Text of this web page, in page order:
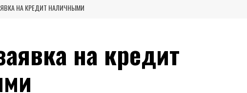
НА КРЕДИТ НАЛИЧНЫМИ
на кредит